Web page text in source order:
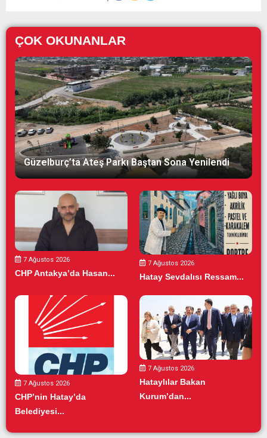
ÇOK OKUNANLAR
Güzelburç’ta Ateş Parkı Baştan Sona Yenilendi
7 Ağustos 2026
CHP Antakya’da Hasan...
7 Ağustos 2026
Hatay Sevdalısı Ressam...
7 Ağustos 2026
CHP’nin Hatay’da
Belediyesi...
7 Ağustos 2026
Hataylılar Bakan
Kurum’dan...